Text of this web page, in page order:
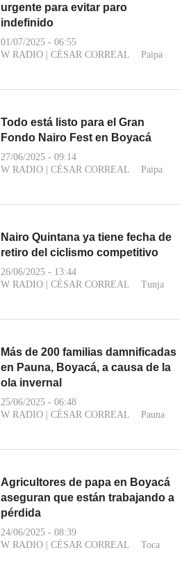
urgente para evitar paro
indefinido
01/07/2025 - 06:55
W RADIO
CÉSAR CORREAL Paipa
Todo está listo para el Gran
Fondo Nairo Fest en Boyacá
27/06/2025 - 09:14
W RADIO
CÉSAR CORREAL Paipa
Nairo Quintana ya tiene fecha de
retiro del ciclismo competitivo
26/06/2025 - 13:44
W RADIO
CÉSAR CORREAL Tunja
Más de 200 familias damnificadas
en Pauna, Boyacá, a causa de la
ola invernal
25/06/2025 - 06:48
W RADIO
CÉSAR CORREAL Pauna
Agricultores de papa en Boyacá
aseguran que están trabajando a
pérdida
24/06/2025 - 08:39
W RADIO
CÉSAR CORREAL Toca